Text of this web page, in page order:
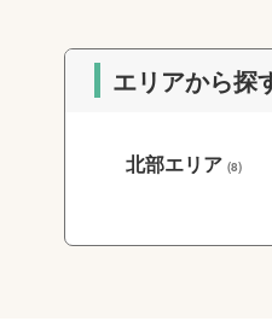
エリアから探
北部エリア (8)